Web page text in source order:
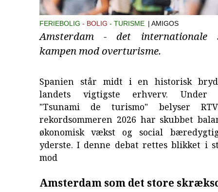
FERIEBOLIG BOLIG TURISME | AMIGOS
Amsterdam - det internationale
kampen mod overturisme.
Spanien står midt i en historisk
landets vigtigste erhverv. Under
"Tsunami de turismo" belyser
rekordsommeren 2026 har skubbet
økonomisk vækst og social
yderste. I denne debat rettes blikket i
mod
Amsterdam som det store